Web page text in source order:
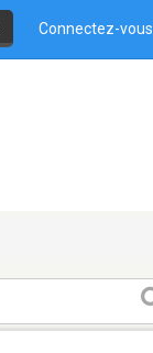
Connectez-vous